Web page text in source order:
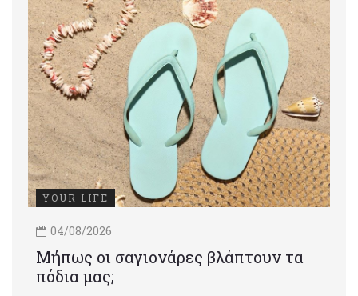
YOUR LIFE
04/08/2026
Μήπως οι σαγιονάρες βλάπτουν τα
πόδια μας;